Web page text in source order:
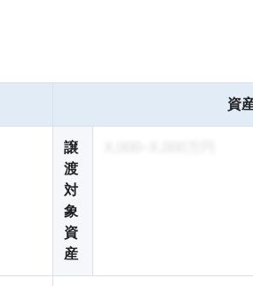
資
譲
渡
対
象
資
産